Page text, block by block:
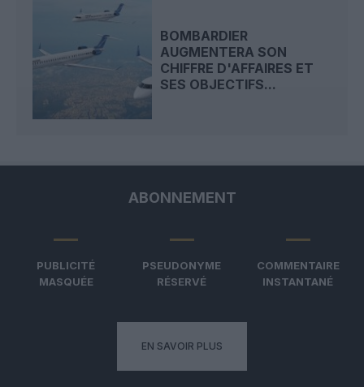
BOMBARDIER
AUGMENTERA SON
CHIFFRE D'AFFAIRES ET
SES OBJECTIFS...
ABONNEMENT
PUBLICITÉ
MASQUÉE
PSEUDONYME
RÉSERVÉ
COMMENTAIRE
INSTANTANÉ
EN SAVOIR PLUS